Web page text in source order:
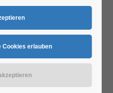
MS 2668 RT